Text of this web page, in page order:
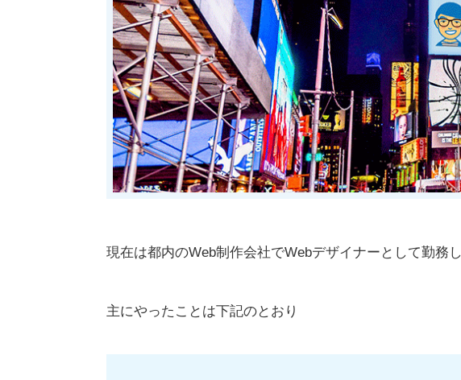
現在は都内のWeb制作会社でWebデザイナーとして勤務
主にやったことは下記のとおり